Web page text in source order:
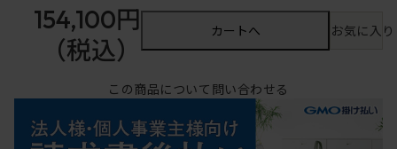
154,100円
（税込）
カートへ お気に入
この商品について問い合わせる